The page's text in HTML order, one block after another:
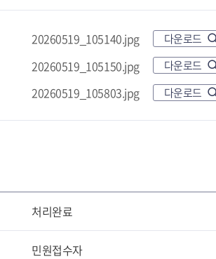
20260519_105140.jpg 다운로드
20260519_105150.jpg 다운로드
20260519_105803.jpg 다운로드
처리완료
민원접수자